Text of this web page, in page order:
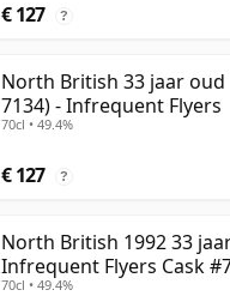
€ 127 ?
North British 33 jaar oud
7134) - Infrequent Flyers
70cl • 49.4%
€ 127 ?
North British 1992 33
Infrequent Flyers Cask
70cl • 49.4%